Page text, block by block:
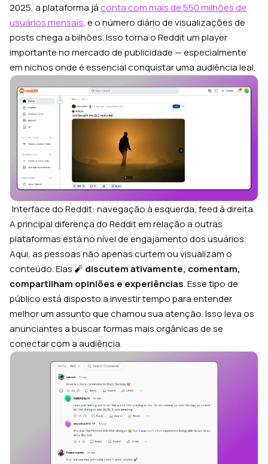
2025, a plataforma jáconta com mais de 550 milhões de
usuários mensais, e o número diário de visualizações de
posts chega a bilhões. Isso torna o Reddit um player
importante no mercado de publicidade — especialmente
em nichos onde é essencial conquistar uma audiência leal.
Interface do Reddit: navegação à esquerda, feed à direita.
A principal diferença do Reddit em relação a outras
plataformas está no nível de engajamento dos usuários.
Aqui, as pessoas não apenas curtem ou visualizam o
conteúdo. Elas 🧨 discutem ativamente, comentam,
compartilham opiniões e experiências. Esse tipo de
público está disposto a investir tempo para entender
melhor um assunto que chamou sua atenção. Isso leva os
anunciantes a buscar formas mais orgânicas de se
conectar com a audiência.